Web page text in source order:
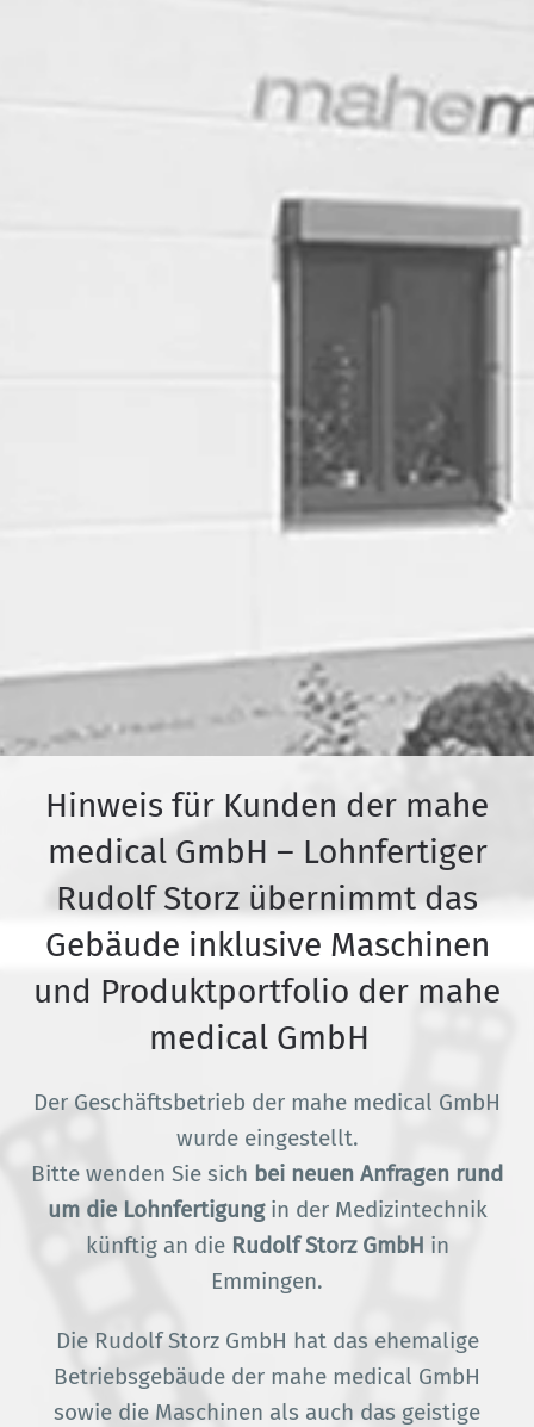
Hinweis für Kunden der mahe
medical GmbH – Lohnfertiger
Rudolf Storz übernimmt das
Gebäude inklusive Maschinen
und Produktportfolio der mahe
medical GmbH
Der Geschäftsbetrieb der mahe medical GmbH
wurde eingestellt.
Bitte wenden Sie sich bei neuen Anfragen rund
um die Lohnfertigungin der Medizintechnik
künftig an die Rudolf Storz GmbH in
Emmingen.
Die Rudolf Storz GmbH hat das ehemalige
Betriebsgebäude der mahe medical GmbH
sowie die Maschinen als auch das geistige